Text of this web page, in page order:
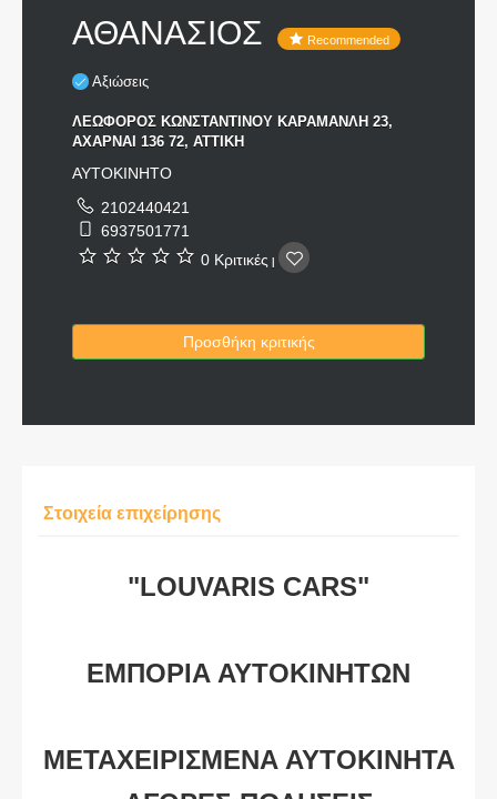
ΑΘΑΝΑΣΙΟΣ
Recommended
Αξιώσεις
ΛΕΩΦΟΡΟΣ ΚΩΝΣΤΑΝΤΙΝΟΥ ΚΑΡΑΜΑΝΛΗ 23,
ΑΧΑΡΝΑΙ 136 72, ΑΤΤΙΚΗ
ΑΥΤΟΚΙΝΗΤΟ
2102440421
6937501771
0 Κριτικές
Προσθήκη κριτικής
Στοιχεία επιχείρησης
"LOUVARIS CARS"
ΕΜΠΟΡΙΑ ΑΥΤΟΚΙΝΗΤΩΝ
ΜΕΤΑΧΕΙΡΙΣΜΕΝΑ ΑΥΤΟΚΙΝΗΤΑ